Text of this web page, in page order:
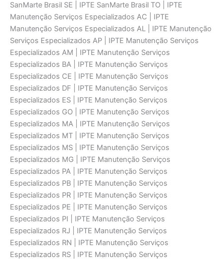
SanMarte Brasil SE | IPTE SanMarte Brasil TO | IPTE
Manutenção Serviços Especializados AC | IPTE
Manutenção Serviços Especializados AL | IPTE Manutenção
Serviços Especializados AP | IPTE Manutenção Serviços
Especializados AM | IPTE Manutenção Serviços
Especializados BA | IPTE Manutenção Serviços
Especializados CE | IPTE Manutenção Serviços
Especializados DF | IPTE Manutenção Serviços
Especializados ES | IPTE Manutenção Serviços
Especializados GO | IPTE Manutenção Serviços
Especializados MA | IPTE Manutenção Serviços
Especializados MT | IPTE Manutenção Serviços
Especializados MS | IPTE Manutenção Serviços
Especializados MG | IPTE Manutenção Serviços
Especializados PA | IPTE Manutenção Serviços
Especializados PB | IPTE Manutenção Serviços
Especializados PR | IPTE Manutenção Serviços
Especializados PE | IPTE Manutenção Serviços
Especializados PI | IPTE Manutenção Serviços
Especializados RJ | IPTE Manutenção Serviços
Especializados RN | IPTE Manutenção Serviços
Especializados RS | IPTE Manutenção Serviços